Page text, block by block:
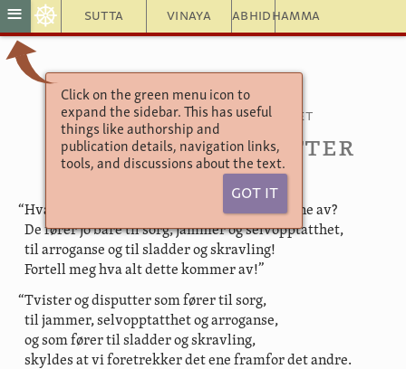
Sutta Vinaya Abhidhamma
≡ ☸
Click on the green menu icon to
expand the sidebar. This has useful
things like authorship and
publication details, navigation links,
tools, and discussions about the text.
Got It
En tekstsamling 4.11
Atthakavagga—Åtterkapitlet
Tvister og disputter
“Hva kommer alle disse tvistene og disputtene av?
De fører jo bare til sorg, jammer og selvopptatthet,
til arroganse og til sladder og skravling!
Fortell meg hva alt dette kommer av!”
“Tvister og disputter som fører til sorg,
til jammer, selvopptatthet og arroganse,
og som fører til sladder og skravling,
skyldes at vi foretrekker det ene framfor det andre.